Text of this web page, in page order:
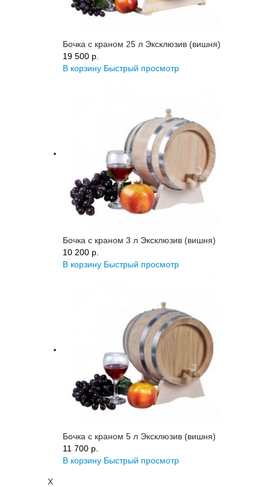
Бочка с краном 25 л Эксклюзив (вишня)
19 500 p.
В корзину Быстрый просмотр
Бочка с краном 3 л Эксклюзив (вишня)
10 200 p.
В корзину Быстрый просмотр
Бочка с краном 5 л Эксклюзив (вишня)
11 700 p.
В корзину Быстрый просмотр
X